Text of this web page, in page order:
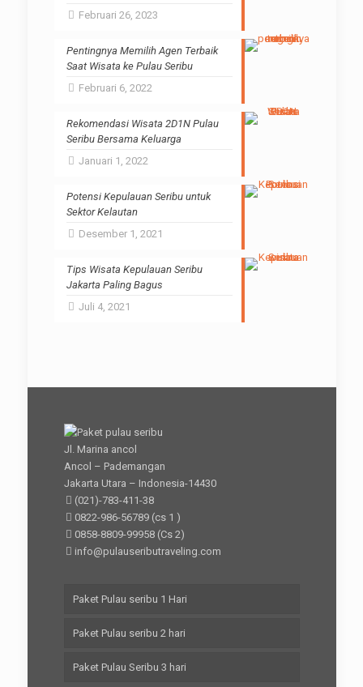
Februari 26, 2023
Pentingnya Memilih Agen Terbaik
Saat Wisata ke Pulau Seribu
Februari 6, 2022
Rekomendasi Wisata 2D1N Pulau
Seribu Bersama Keluarga
Januari 1, 2022
Potensi Kepulauan Seribu untuk
Sektor Kelautan
Desember 1, 2021
Tips Wisata Kepulauan Seribu
Jakarta Paling Bagus
Juli 4, 2021
Jl. Marina ancol
Ancol – Pademangan
Jakarta Utara – Indonesia-14430
(021)-783-411-38
0822-986-56789(cs 1 )
0858-8809-99958(Cs 2)
info@pulauseributraveling.com
Paket Pulau seribu 1 Hari
Paket Pulau seribu 2 hari
Paket Pulau Seribu 3 hari